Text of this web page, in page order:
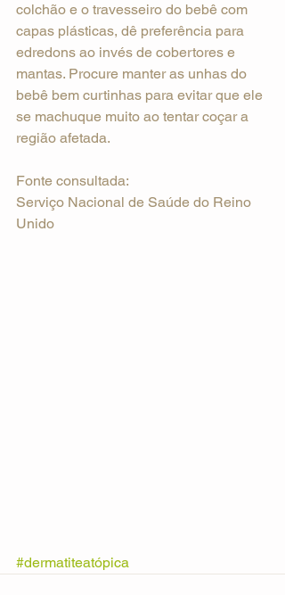
colchão e o travesseiro do bebê com
capas plásticas, dê preferência para
edredons ao invés de cobertores e
mantas. Procure manter as unhas do
bebê bem curtinhas para evitar que ele
se machuque muito ao tentar coçar a
região afetada.
Fonte consultada:
Serviço Nacional de Saúde do Reino
Unido
#dermatiteatópica